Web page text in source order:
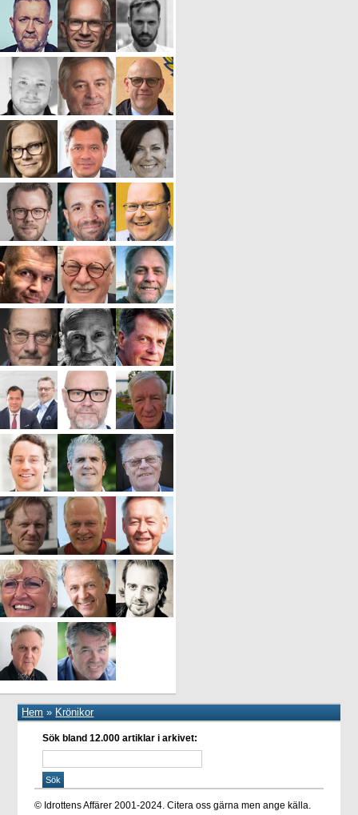
Hem » Krönikor
Sök bland 12.000 artiklar i arkivet:
© Idrottens Affärer 2001-2024. Citera oss gärna men ange källa.